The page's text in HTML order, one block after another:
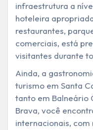
infraestrutura a
hoteleira
restaurantes,
comerciais, está
visitantes durante
Ainda, a
turismo em Santa
tanto em Balneário
Brava, você
internacionais, com